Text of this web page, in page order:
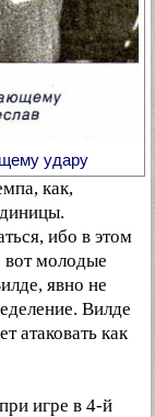
удару
как,
ибо в этом
вот молодые
явно не
Вилде
атаковать как
игре в 4-й